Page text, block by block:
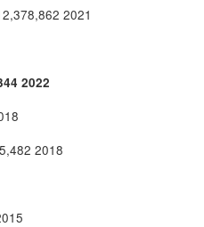
2021
2022
2018